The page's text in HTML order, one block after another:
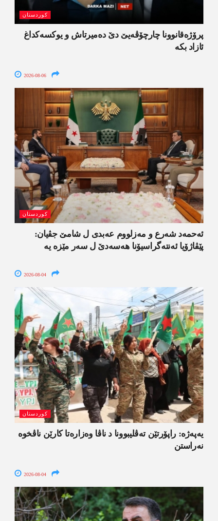
کوردستان
پرۆژەقانوونا چارچۆڤەیێ دێ دەمیرتاش و یوکسەکداغ
ئازاد بکە
2026-08-06
کوردستان
ئەحمەد شەرع و مەزلووم عەبدی ل شامێ جڤیان:
پێڤاژۆیا ئەنتەگراسیۆنا ھەسەدێ ل سەر مێزە یە
2026-08-04
کوردستان
یەپەژە: راپۆرتێن تەڤلیبوونا د ناڤا وەزارەتا کارێن ناڤخوە
نەراستن
2026-08-04